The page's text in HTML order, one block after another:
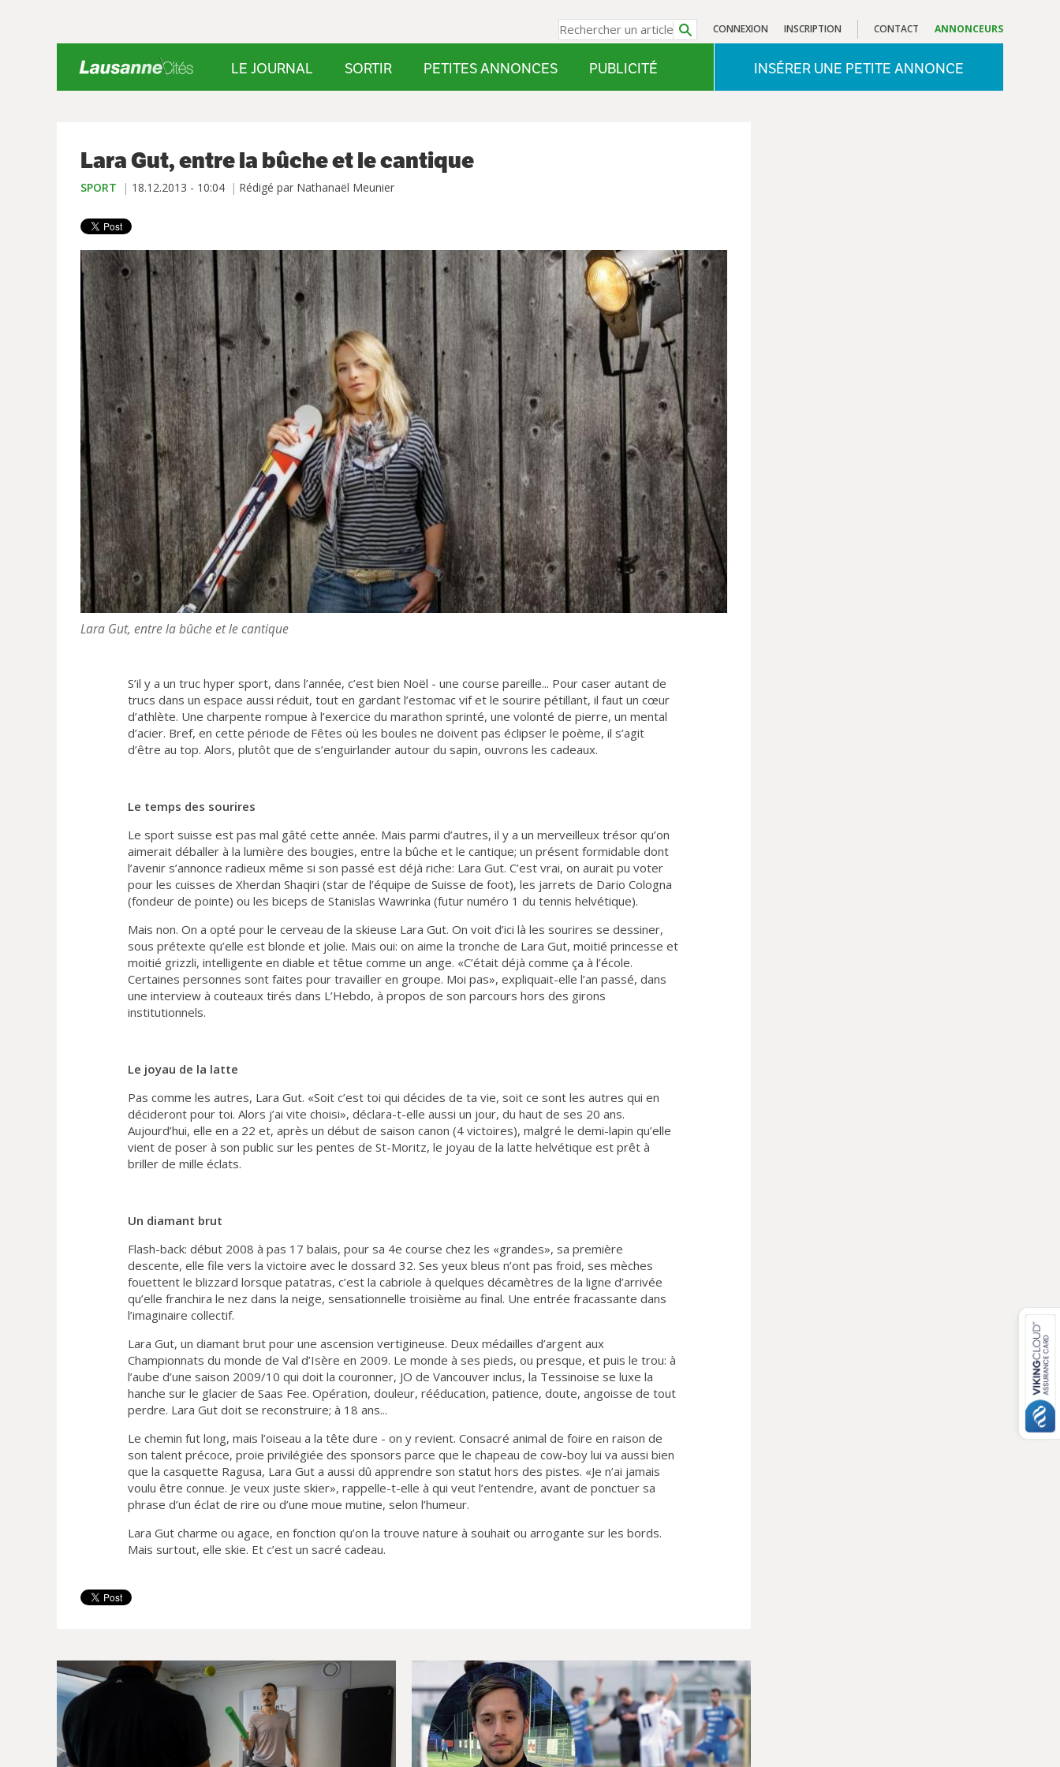
CONTACT ANNONCEURS
CONNEXION INSCRIPTION
LE JOURNAL SORTIR PETITES ANNONCES PUBLICITÉ INSÉRER UNE PETITE ANNONCE
Lara Gut, entre la bûche et le cantique
SPORT 18.12.2013 - 10:04 Rédigé par Nathanaël Meunier
Lara Gut, entre la bûche et le cantique
S’il y a un truc hyper sport, dans l’année, c’est bien Noël - une course pareille... Pour caser autant de
trucs dans un espace aussi réduit, tout en gardant l’estomac vif et le sourire pétillant, il faut un cœur
d’athlète. Une charpente rompue à l’exercice du marathon sprinté, une volonté de pierre, un mental
d’acier. Bref, en cette période de Fêtes où les boules ne doivent pas éclipser le poème, il s’agit
d’être au top. Alors, plutôt que de s’enguirlander autour du sapin, ouvrons les cadeaux.
Le temps des sourires
Le sport suisse est pas mal gâté cette année. Mais parmi d’autres, il y a un merveilleux trésor qu’on
aimerait déballer à la lumière des bougies, entre la bûche et le cantique; un présent formidable dont
l’avenir s’annonce radieux même si son passé est déjà riche: Lara Gut. C’est vrai, on aurait pu voter
pour les cuisses de Xherdan Shaqiri (star de l’équipe de Suisse de foot), les jarrets de Dario Cologna
(fondeur de pointe) ou les biceps de Stanislas Wawrinka (futur numéro 1 du tennis helvétique).
Mais non. On a opté pour le cerveau de la skieuse Lara Gut. On voit d’ici là les sourires se dessiner,
sous prétexte qu’elle est blonde et jolie. Mais oui: on aime la tronche de Lara Gut, moitié princesse et
moitié grizzli, intelligente en diable et têtue comme un ange. «C’était déjà comme ça à l’école.
Certaines personnes sont faites pour travailler en groupe. Moi pas», expliquait-elle l’an passé, dans
une interview à couteaux tirés dans L’Hebdo, à propos de son parcours hors des girons
institutionnels.
Le joyau de la latte
Pas comme les autres, Lara Gut. «Soit c’est toi qui décides de ta vie, soit ce sont les autres qui en
décideront pour toi. Alors j’ai vite choisi», déclara-t-elle aussi un jour, du haut de ses 20 ans.
Aujourd’hui, elle en a 22 et, après un début de saison canon (4 victoires), malgré le demi-lapin qu’elle
vient de poser à son public sur les pentes de St-Moritz, le joyau de la latte helvétique est prêt à
briller de mille éclats.
Un diamant brut
Flash-back: début 2008 à pas 17 balais, pour sa 4e course chez les «grandes», sa première
descente, elle file vers la victoire avec le dossard 32. Ses yeux bleus n’ont pas froid, ses mèches
fouettent le blizzard lorsque patatras, c’est la cabriole à quelques décamètres de la ligne d’arrivée
qu’elle franchira le nez dans la neige, sensationnelle troisième au final. Une entrée fracassante dans
l’imaginaire collectif.
Lara Gut, un diamant brut pour une ascension vertigineuse. Deux médailles d’argent aux
Championnats du monde de Val d’Isère en 2009. Le monde à ses pieds, ou presque, et puis le trou: à
l’aube d’une saison 2009/10 qui doit la couronner, JO de Vancouver inclus, la Tessinoise se luxe la
hanche sur le glacier de Saas Fee. Opération, douleur, rééducation, patience, doute, angoisse de tout
perdre. Lara Gut doit se reconstruire; à 18 ans...
Le chemin fut long, mais l’oiseau a la tête dure - on y revient. Consacré animal de foire en raison de
son talent précoce, proie privilégiée des sponsors parce que le chapeau de cow-boy lui va aussi bien
que la casquette Ragusa, Lara Gut a aussi dû apprendre son statut hors des pistes. «Je n’ai jamais
voulu être connue. Je veux juste skier», rappelle-t-elle à qui veut l’entendre, avant de ponctuer sa
phrase d’un éclat de rire ou d’une moue mutine, selon l’humeur.
Lara Gut charme ou agace, en fonction qu’on la trouve nature à souhait ou arrogante sur les bords.
Mais surtout, elle skie. Et c’est un sacré cadeau.